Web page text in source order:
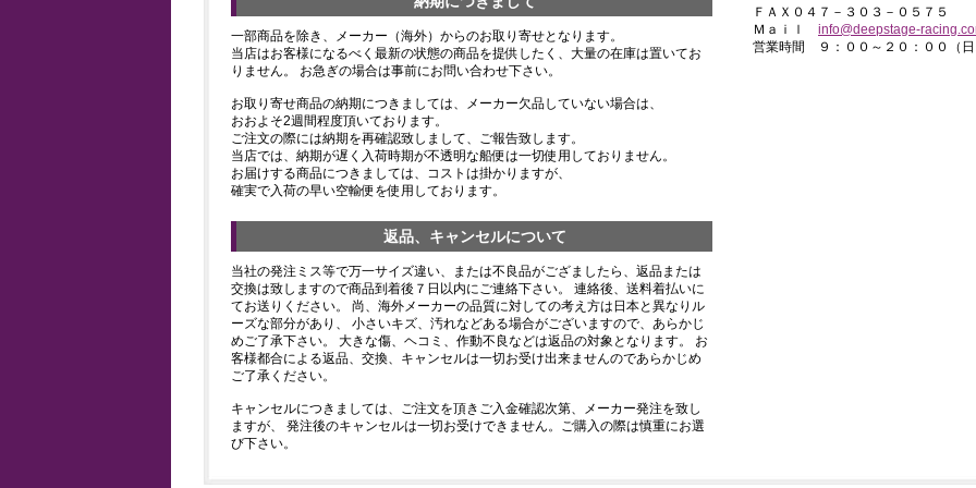
一部商品を除き、メーカー（海外）からのお取り寄せとなります。
当店はお客様になるべく最新の状態の商品を提供したく、大量の在庫は置いてお
りません。 お急ぎの場合は事前にお問い合わせ下さい。
お取り寄せ商品の納期につきましては、メーカー欠品していない場合は、
おおよそ2週間程度頂いております。
ご注文の際には納期を再確認致しまして、ご報告致します。
当店では、納期が遅く入荷時期が不透明な船便は一切使用しておりません。
お届けする商品につきましては、コストは掛かりますが、
確実で入荷の早い空輸便を使用しております。
返品、キャンセルについて
当社の発注ミス等で万一サイズ違い、または不良品がござましたら、返品または
交換は致しますので商品到着後７日以内にご連絡下さい。 連絡後、送料着払いに
てお送りください。 尚、海外メーカーの品質に対しての考え方は日本と異なりル
ーズな部分があり、 小さいキズ、汚れなどある場合がございますので、あらかじ
めご了承下さい。 大きな傷、ヘコミ、作動不良などは返品の対象となります。 お
客様都合による返品、交換、キャンセルは一切お受け出来ませんのであらかじめ
ご了承ください。
キャンセルにつきましては、ご注文を頂きご入金確認次第、メーカー発注を致し
ますが、 発注後のキャンセルは一切お受けできません。ご購入の際は慎重にお選
び下さい。
ＦＡＸ０４７－３０３－０５７５
Ｍａｉｌ info@deepstage-
営業時間 ９：００～２０：００（日